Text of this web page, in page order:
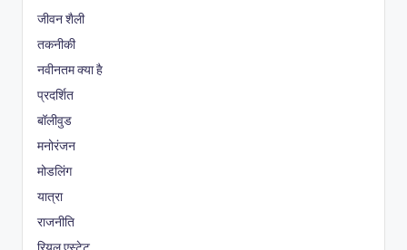
जीवन शैली
तकनीकी
नवीनतम क्या है
प्रदर्शित
बॉलीवुड
मनोरंजन
मोडलिंग
यात्रा
राजनीति